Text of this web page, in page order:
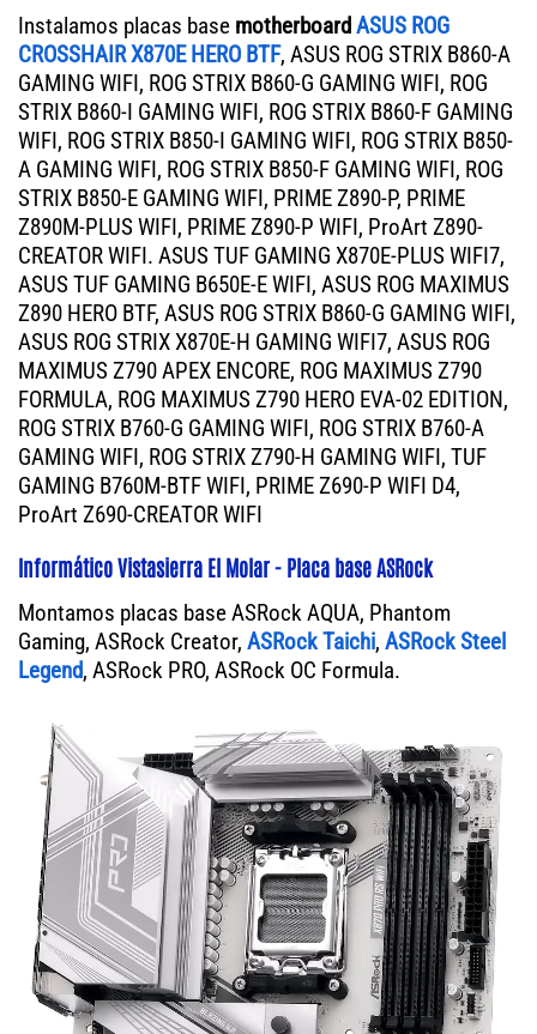
Instalamos placas base motherboardASUS ROG
CROSSHAIR X870E HERO BTF, ASUS ROG STRIX B860-A
GAMING WIFI, ROG STRIX B860-G GAMING WIFI, ROG
STRIX B860-I GAMING WIFI, ROG STRIX B860-F GAMING
WIFI, ROG STRIX B850-I GAMING WIFI, ROG STRIX B850-
A GAMING WIFI, ROG STRIX B850-F GAMING WIFI, ROG
STRIX B850-E GAMING WIFI, PRIME Z890-P, PRIME
Z890M-PLUS WIFI, PRIME Z890-P WIFI, ProArt Z890-
CREATOR WIFI. ASUS TUF GAMING X870E-PLUS WIFI7,
ASUS TUF GAMING B650E-E WIFI, ASUS ROG MAXIMUS
Z890 HERO BTF, ASUS ROG STRIX B860-G GAMING WIFI,
ASUS ROG STRIX X870E-H GAMING WIFI7, ASUS ROG
MAXIMUS Z790 APEX ENCORE, ROG MAXIMUS Z790
FORMULA, ROG MAXIMUS Z790 HERO EVA-02 EDITION,
ROG STRIX B760-G GAMING WIFI, ROG STRIX B760-A
GAMING WIFI, ROG STRIX Z790-H GAMING WIFI, TUF
GAMING B760M-BTF WIFI, PRIME Z690-P WIFI D4,
ProArt Z690-CREATOR WIFI
Informático Vistasierra El Molar - Placa base ASRock
Montamos placas base ASRock AQUA, Phantom
Gaming, ASRock Creator, ASRock Taichi, ASRock Steel
Legend, ASRock PRO, ASRock OC Formula.